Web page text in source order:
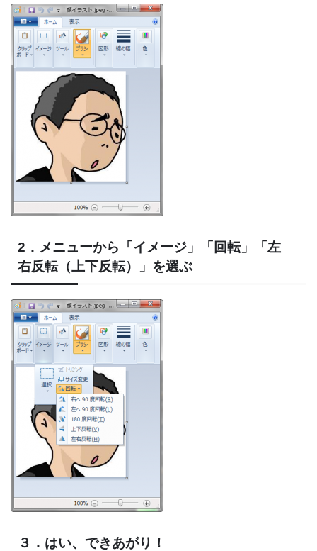
2．メニューから「イメージ」「回転」「左
右反転（上下反転）」を選ぶ
３．はい、できあがり！